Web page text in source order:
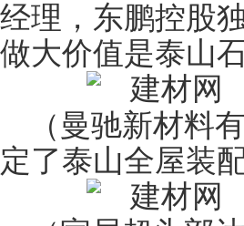
经理，东鹏控股
做大价值是泰山
（曼驰新材料
定了泰山全屋装